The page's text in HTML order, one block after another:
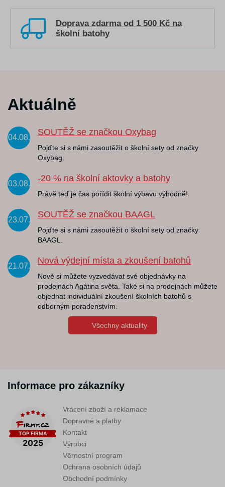
Doprava zdarma od 1 500 Kč na
školní batohy
Aktuálně
04.08.
SOUTĚŽ se značkou Oxybag
Pojďte si s námi zasoutěžit o školní sety od značky
Oxybag.
03.08.
-20 % na školní aktovky a batohy
Právě teď je čas pořídit školní výbavu výhodně!
23.07.
SOUTĚŽ se značkou BAAGL
Pojďte si s námi zasoutěžit o školní sety od značky
BAAGL.
21.07.
Nová výdejní místa a zkoušení batohů
Nově si můžete vyzvedávat své objednávky na
prodejnách Agátina světa. Také si na prodejnách můžete
objednat individuální zkoušení školních batohů s
odborným poradenstvím.
Všechny aktuality
Informace pro zákazníky
Vrácení zboží a reklamace
Dopravné a platby
Kontakt
Výrobci
Věrnostní program
Ochrana osobních údajů
Obchodní podmínky